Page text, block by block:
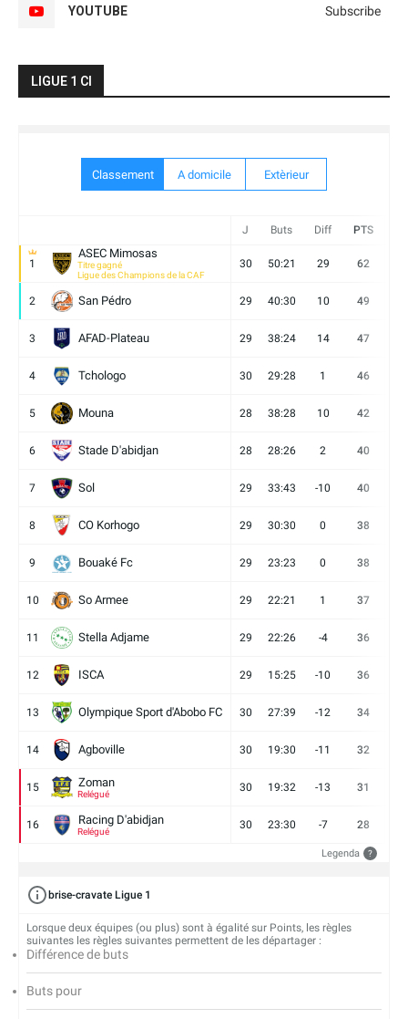
YOUTUBE Subscribe
LIGUE 1 CI
Classement A domicile Extèrieur
J Buts Diff PTS
1
ASEC Mimosas
Titre gagné
Ligue des Champions de la CAF
30 50:21 29 62
2 San Pédro 29 40:30 10 49
3 AFAD-Plateau 29 38:24 14 47
4 Tchologo 30 29:28 1 46
5 Mouna 28 38:28 10 42
6 Stade D'abidjan 28 28:26 2 40
7 Sol 29 33:43 -10 40
8 CO Korhogo 29 30:30 0 38
9 Bouaké Fc 29 23:23 0 38
10 So Armee 29 22:21 1 37
11 Stella Adjame 29 22:26 -4 36
12 ISCA 29 15:25 -10 36
13 Olympique Sport d'Abobo FC 30 27:39 -12 34
14 Agboville 30 19:30 -11 32
15 Zoman
Relégué
30 19:32 -13 31
16 Racing D'abidjan
Relégué
30 23:30 -7 28
Legenda ?
brise-cravate Ligue 1
Lorsque deux équipes (ou plus) sont à égalité sur Points, les règles
suivantes les règles suivantes permettent de les départager :
Différence de buts
Buts pour